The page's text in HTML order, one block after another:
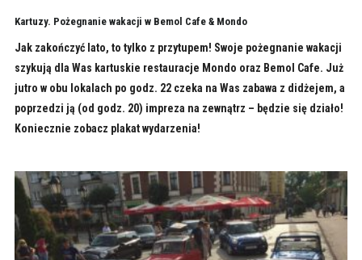
Kartuzy. Pożegnanie wakacji w Bemol Cafe & Mondo
Jak zakończyć lato, to tylko z przytupem! Swoje pożegnanie wakacji
szykują dla Was kartuskie restauracje Mondo oraz Bemol Cafe. Już
jutro w obu lokalach po godz. 22 czeka na Was zabawa z didżejem, a
poprzedzi ją (od godz. 20) impreza na zewnątrz – będzie się działo!
Koniecznie zobacz plakat wydarzenia!